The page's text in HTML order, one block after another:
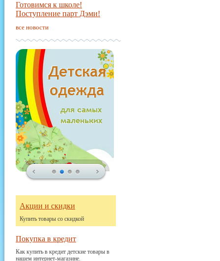
Готовимся к школе!
Поступление парт Дэми!
все новости
Акции и скидки
Купить товары со скидкой
Покупка в кредит
Как купить в кредит детские товары в
нашем интернет-магазине.